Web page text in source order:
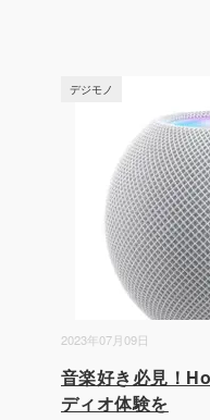
2023年07月09日
デジモノ
音楽好き必見！
ディオ体験を